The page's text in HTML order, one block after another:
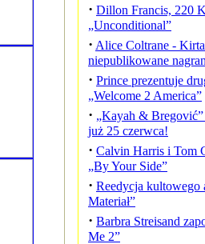
· Dillon Francis, 220
„Unconditional”
· Alice Coltrane -
niepublikowane
· Prince prezentuje
„Welcome 2 America”
· „Kayah &
już 25 czerwca!
· Calvin Harris i Tom
„By Your Side”
· Reedycja kultowego
Materiał”
· Barbra Streisand
Me 2”